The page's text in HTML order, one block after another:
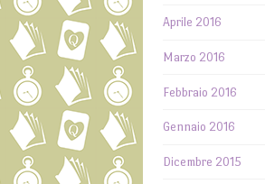
Aprile 2016
Marzo 2016
Febbraio 2016
Gennaio 2016
Dicembre 2015